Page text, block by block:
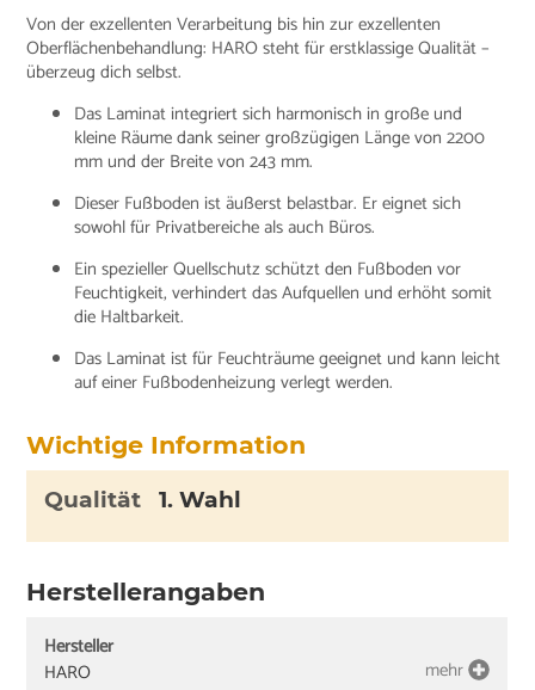
Von der exzellenten Verarbeitung bis hin zur exzellenten
Oberflächenbehandlung: HARO steht für erstklassige Qualität –
überzeug dich selbst.
Das Laminat integriert sich harmonisch in große und
kleine Räume dank seiner großzügigen Länge von 2200
mm und der Breite von 243 mm.
Dieser Fußboden ist äußerst belastbar. Er eignet sich
sowohl für Privatbereiche als auch Büros.
Ein spezieller Quellschutz schützt den Fußboden vor
Feuchtigkeit, verhindert das Aufquellen und erhöht somit
die Haltbarkeit.
Das Laminat ist für Feuchträume geeignet und kann leicht
auf einer Fußbodenheizung verlegt werden.
Wichtige Information
Qualität 1. Wahl
Herstellerangaben
Hersteller
HARO
mehr